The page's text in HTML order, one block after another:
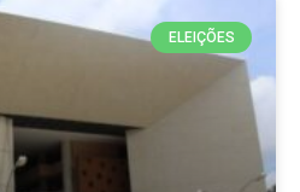
ELEIÇÕES